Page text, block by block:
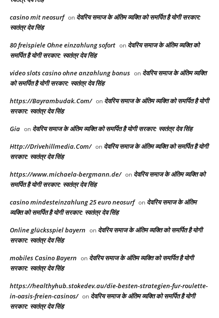
casino mit neosurf on देवरिय समाज के अंतिम व्यक्ति को समर्पित है योगी सरकार:
स्वतंत्र देव सिंह
80 freispiele Ohne einzahlung sofort on देवरिय समाज के अंतिम व्यक्ति को
समर्पित है योगी सरकार: स्वतंत्र देव सिंह
video slots casino ohne anzahlung bonus on देवरिय समाज के अंतिम व्यक्ति
को समर्पित है योगी सरकार: स्वतंत्र देव सिंह
https://Bayrambudak.Com/ on देवरिय समाज के अंतिम व्यक्ति को समर्पित है योगी
सरकार: स्वतंत्र देव सिंह
Gia on देवरिय समाज के अंतिम व्यक्ति को समर्पित है योगी सरकार: स्वतंत्र देव सिंह
Http://Drivehillmedia.Com/ on देवरिय समाज के अंतिम व्यक्ति को समर्पित है योगी
सरकार: स्वतंत्र देव सिंह
https://www.michaela-bergmann.de/ on देवरिय समाज के अंतिम व्यक्ति को
समर्पित है योगी सरकार: स्वतंत्र देव सिंह
casino mindesteinzahlung 25 euro neosurf on देवरिय समाज के अंतिम
व्यक्ति को समर्पित है योगी सरकार: स्वतंत्र देव सिंह
Online glücksspiel bayern on देवरिय समाज के अंतिम व्यक्ति को समर्पित है योगी
सरकार: स्वतंत्र देव सिंह
mobiles Casino Bayern on देवरिय समाज के अंतिम व्यक्ति को समर्पित है योगी
सरकार: स्वतंत्र देव सिंह
https://healthyhub.stokedev.au/die-besten-strategien-fur-roulette-
in-oasis-freien-casinos/ on देवरिय समाज के अंतिम व्यक्ति को समर्पित है योगी
सरकार: स्वतंत्र देव सिंह